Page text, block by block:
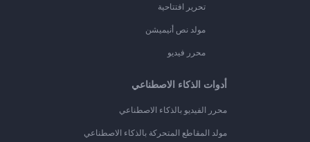
تحرير افتتاحية
مولد نص أنيميشن
محرر فيديو
أدوات الذكاء الاصطناعي
محرر الفيديو بالذكاء الاصطناعي
مولد المقاطع المتحركة بالذكاء الاصطناعي